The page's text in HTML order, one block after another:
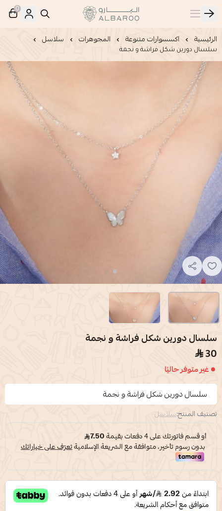
البارو | Albaroo
0
الرئيسية اكسسوارات متنوعة المجوهرات سلاسل
سلسال دورين شكل فراشة و نجمة
سلسال دورين شكل فراشة و نجمة
30
غير متوفر حاليًا
سلسال دورين شكل فراشة و نجمة
تصنيف المنتج:سلاسل